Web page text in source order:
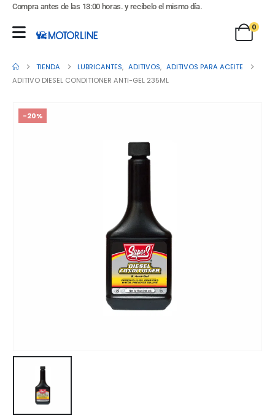
Compra antes de las 13:00 horas. y recíbelo el mismo día.
0
TIENDA LUBRICANTES, ADITIVOS, ADITIVOS PARA ACEITE
ADITIVO DIESEL CONDITIONER ANTI-GEL 235ML
-20%